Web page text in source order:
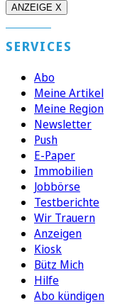
ANZEIGE X
SERVICES
Abo
Meine Artikel
Meine Region
Newsletter
Push
E-Paper
Immobilien
Jobbörse
Testberichte
Wir Trauern
Anzeigen
Kiosk
Bütz Mich
Hilfe
Abo kündigen